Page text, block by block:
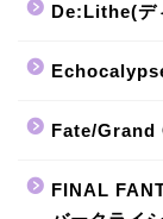
De:Lithe(デ
Fate/Grand
FINAL